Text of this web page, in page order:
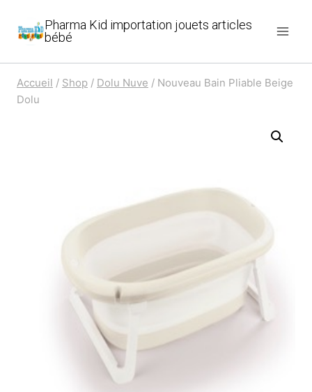
Pharma Kid importation jouets articles
bébé
Accueil / Shop / Dolu Nuve / Nouveau Bain Pliable Beige
Dolu